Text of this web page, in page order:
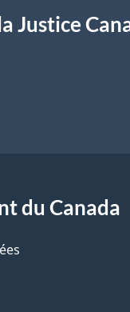
Justice
du Canada